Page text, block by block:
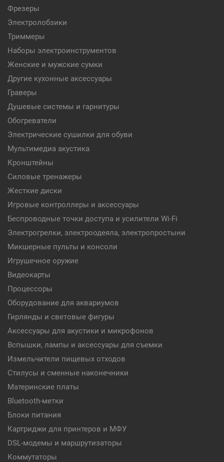
Фрезеры
Электролобзики
Триммеры
Наборы электроинструментов
Женские и мужские сумки
Другие кухонные аксессуары
Граверы
Душевые системы и гарнитуры
Обогреватели
Электрические сушилки для обуви
Мультимедиа акустика
Кронштейны
Силовые тренажеры
Жесткие диски
Игровые контроллеры и аксессуары
Беспроводные точки доступа и усилители Wi-Fi
Электрогрелки, электроодеяла, электропростыни
Микшерные пульты и консоли
Игрушечное оружие
Видеокарты
Процессоры
Оборудование для аквариумов
Гирлянды и световые фигуры
Аксессуары для акустики и микрофонов
Вспышки, лампы и аксессуары для съемки
Измельчители пищевых отходов
Стилусы и сменные наконечники
Материнские платы
Bluetooth-метки
Блоки питания
Картриджи для принтеров и МФУ
DSL-модемы и маршрутизаторы
Коммутаторы